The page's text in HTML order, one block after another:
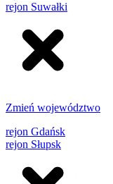
rejon Suwałki
Zmień województwo
rejon Gdańsk
rejon Słupsk